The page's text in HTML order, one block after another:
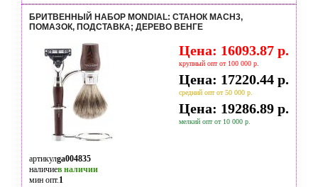
БРИТВЕННЫЙ НАБОР MONDIAL: СТАНОК MACH3,
ПОМАЗОК, ПОДСТАВКА; ДЕРЕВО ВЕНГЕ
Цена: 16093.87 р.
крупный опт от 100 000 р.
Цена: 17220.44 р.
средний опт от 50 000 р.
Цена: 19286.89 р.
мелкий опт от 10 000 р.
артикулga004835
наличиев наличии
мин опт.1